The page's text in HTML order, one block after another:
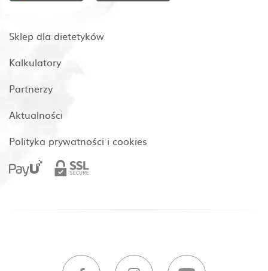
Sklep dla dietetyków
Kalkulatory
Partnerzy
Aktualności
Polityka prywatności i cookies